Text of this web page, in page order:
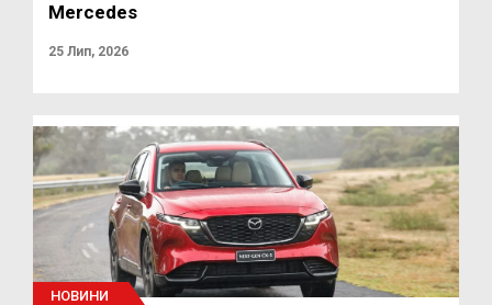
Mercedes
25 Лип, 2026
НОВИНИ